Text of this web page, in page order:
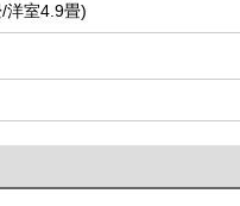
洋室4.9畳)